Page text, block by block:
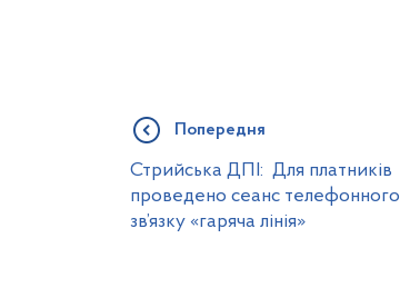
Попередня
Стрийська ДПІ: Для платників
проведено сеанс телефонного
зв’язку «гаряча лінія»